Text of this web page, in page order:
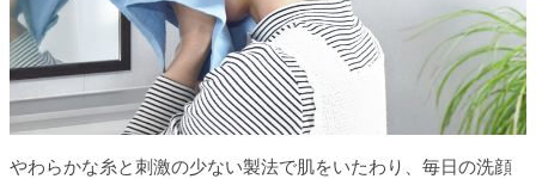
やわらかな糸と刺激の少ない製法で肌をいたわり、毎日の洗顔